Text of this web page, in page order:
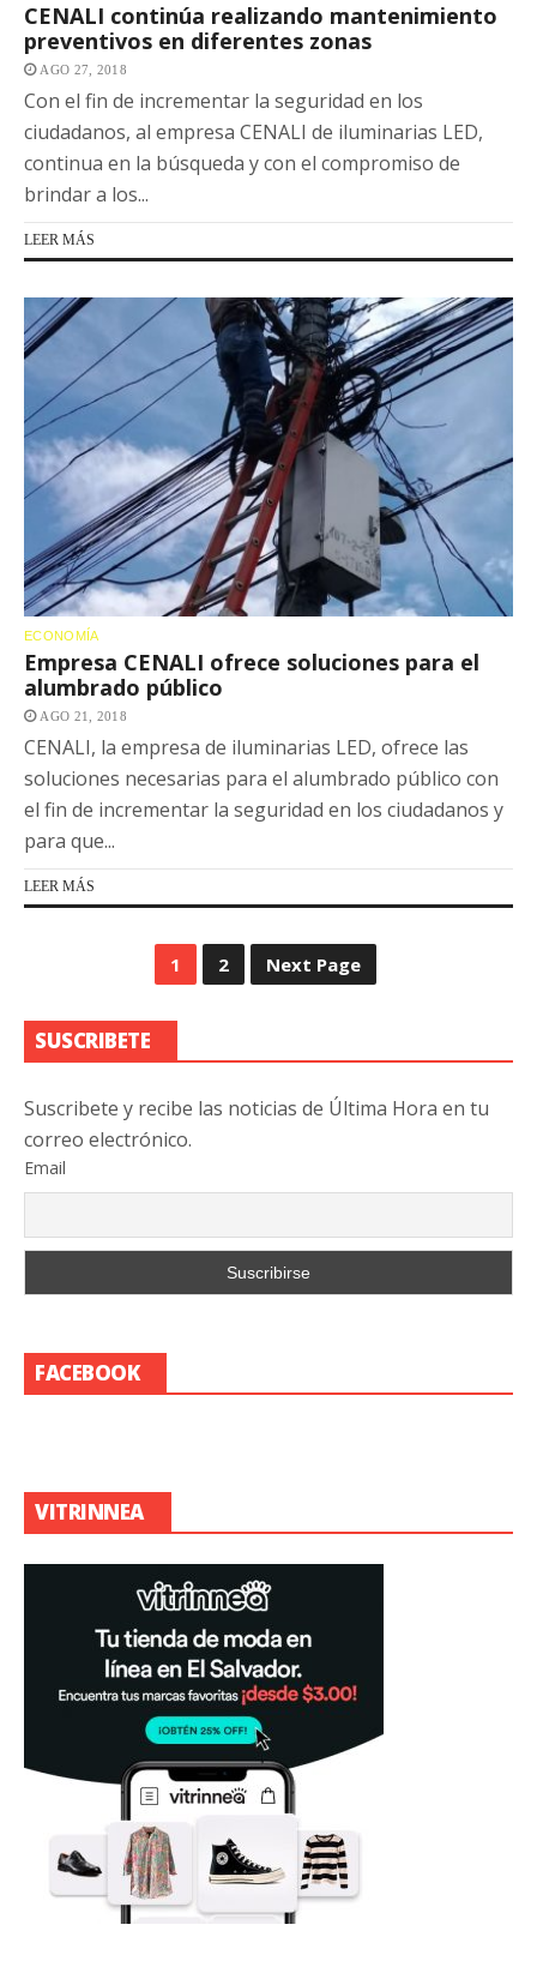
CENALI continúa realizando mantenimiento
preventivos en diferentes zonas
AGO 27, 2018
Con el fin de incrementar la seguridad en los
ciudadanos, al empresa CENALI de iluminarias LED,
continua en la búsqueda y con el compromiso de
brindar a los...
LEER MÁS
ECONOMÍA
Empresa CENALI ofrece soluciones para el
alumbrado público
AGO 21, 2018
CENALI, la empresa de iluminarias LED, ofrece las
soluciones necesarias para el alumbrado público con
el fin de incrementar la seguridad en los ciudadanos y
para que...
LEER MÁS
1 2 Next Page
SUSCRIBETE
Suscribete y recibe las noticias de Última Hora en tu
correo electrónico.
Email
FACEBOOK
VITRINNEA